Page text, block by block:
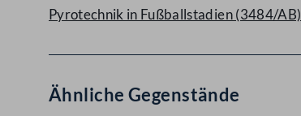
Pyrotechnik in Fußballstadien (3484/AB)
Ähnliche Gegenstände